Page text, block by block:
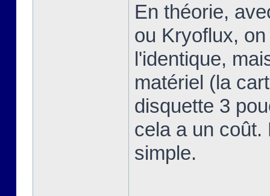
En théorie,
ou Kryoflux,
l'identique,
matériel (la
disquette 3
cela a un coût.
simple.